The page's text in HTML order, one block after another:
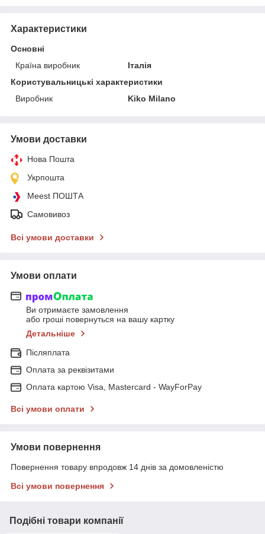
Характеристики
Основні
Країна виробник
Італія
Користувальницькі характеристики
Виробник
Kiko Milano
Умови доставки
Нова Пошта
Укрпошта
Meest ПОШТА
Самовивоз
Всі умови доставки
Умови оплати
Ви отримаєте замовлення
або гроші повернуться на вашу картку
Детальніше
Післяплата
Оплата за реквізитами
Оплата картою Visa, Mastercard - WayForPay
Всі умови оплати
Умови повернення
Повернення товару впродовж 14 днів за домовленістю
Всі умови повернення
Подібні товари компанії